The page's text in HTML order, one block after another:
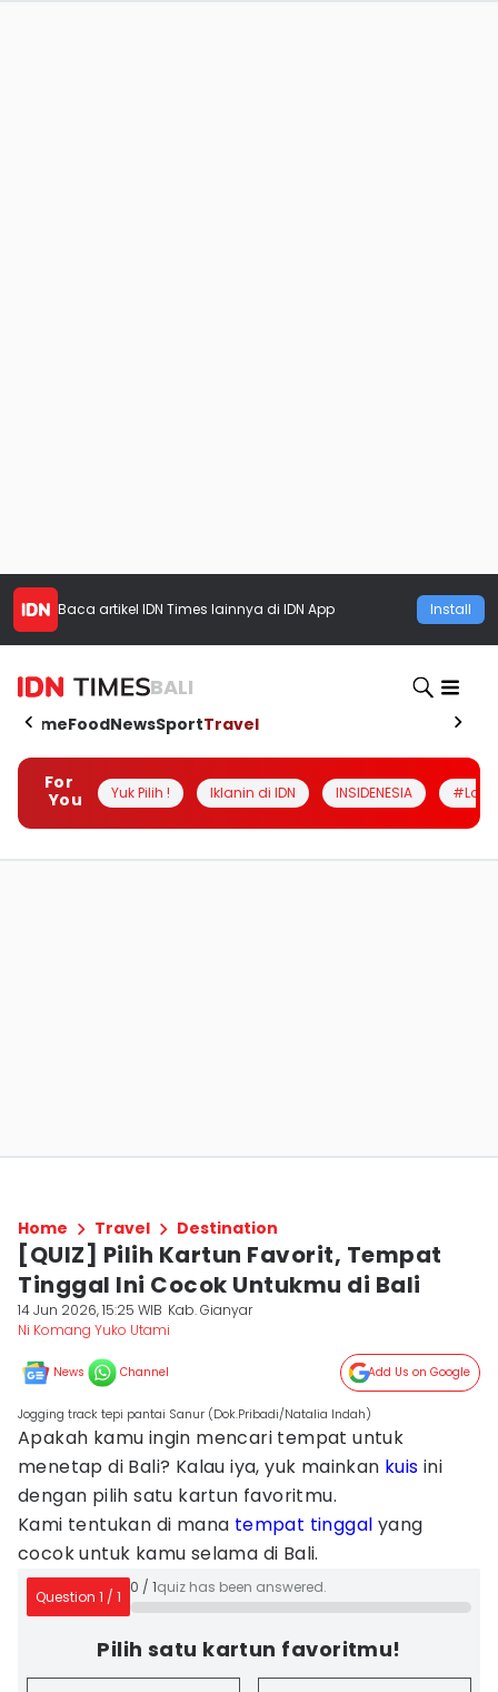
Baca artikel IDN Times lainnya di IDN App Install
BALI
HomeFoodNewsSportTravel
For
You
Yuk Pilih ! Iklanin di IDN INSIDENESIA
Home Travel Destination
[QUIZ] Pilih Kartun Favorit, Tempat
Tinggal Ini Cocok Untukmu di Bali
14 Jun 2026, 15:25 WIB Kab. Gianyar
Ni Komang Yuko Utami
News Channel Add Us on Google
Jogging track tepi pantai Sanur (Dok.Pribadi/Natalia Indah)
Apakah kamu ingin mencari tempat untuk
menetap di Bali? Kalau iya, yuk mainkan kuis ini
dengan pilih satu kartun favoritmu.
Kami tentukan di mana tempat tinggal yang
cocok untuk kamu selama di Bali.
Question 1 / 1
0 / 1quiz has been answered.
Pilih satu kartun favoritmu!